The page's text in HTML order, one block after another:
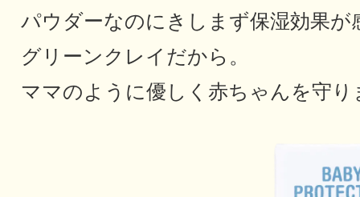
パウダーなのにきしまず保湿効果
グリーンクレイだから。
ママのように優しく赤ちゃんを守り